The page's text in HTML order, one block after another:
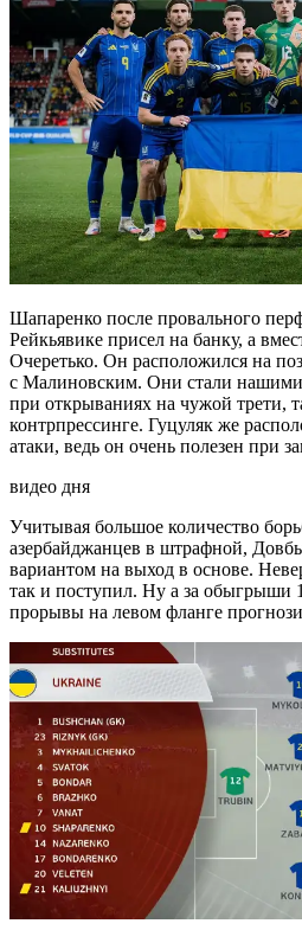
Шапаренко после провального
Рейкьявике присел на банку, а
Очеретько. Он расположился на
с Малиновским. Они стали
при открываниях на чужой трети,
контрпрессинге. Гуцуляк же
атаки, ведь он очень полезен при
видео дня
Учитывая большое количество
азербайджанцев в штрафной,
вариантом на выход в основе.
так и поступил. Ну а за обыгрыши
прорывы на левом фланге